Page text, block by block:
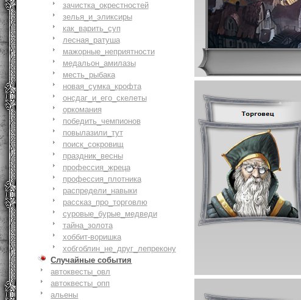
зачистка_окрестностей
зелья_и_эликсиры
как_варить_суп
лесная_ратуша
мажорные_неприятности
медальон_амилазы
месть_рыбака
новая_сумка_крофта
онсдаг_и_его_скелеты
оркомания
победить_чемпионов
повылазили_тут
поиск_сокровищ
праздник_весны
профессия_жреца
профессия_плотника
распредели_навыки
рассказ_про_торговлю
суровые_бурые_медведи
тайна_золота
хоббит-воришка
хобгоблин_не_друг_лепрекону
Случайные события
автоквесты_овл
автоквесты_опп
альены